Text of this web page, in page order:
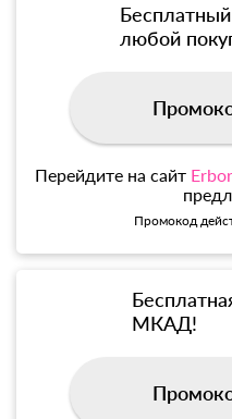
любой
Перейдите на сайт
Промокод
МКАД!